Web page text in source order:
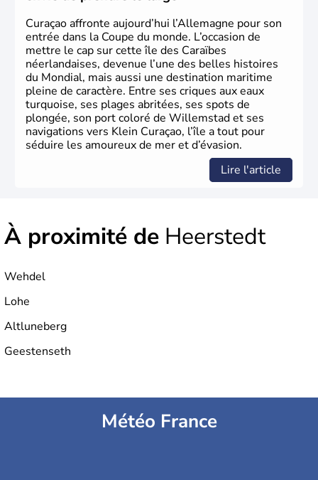
Herman Hesse ou bien Hegel en font partie.
Curaçao affronte aujourd’hui l’Allemagne pour son
entrée dans la Coupe du monde. L’occasion de
mettre le cap sur cette île des Caraïbes
néerlandaises, devenue l’une des belles histoires
du Mondial, mais aussi une destination maritime
pleine de caractère. Entre ses criques aux eaux
turquoise, ses plages abritées, ses spots de
plongée, son port coloré de Willemstad et ses
navigations vers Klein Curaçao, l’île a tout pour
séduire les amoureux de mer et d’évasion.
Lire l'article
À proximité de Heerstedt
Wehdel
Lohe
Altluneberg
Geestenseth
Météo France